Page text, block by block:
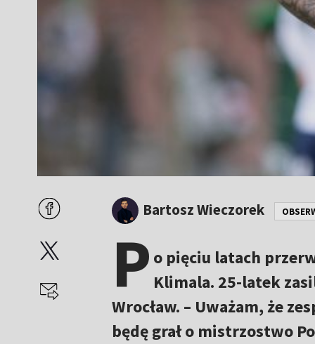
Bartosz Wieczorek
P o pięciu latach
Klimala. 25-latek
Wrocław. – Uważam, że
będę grał o mistrzostwo